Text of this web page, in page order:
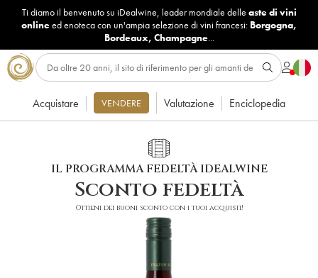
Ti diamo il benvenuto su iDealwine, leader mondiale delle aste di vini
onlineed enoteca con un'ampia selezione di vini francesi: Borgogna,
Bordeaux, Champagne...
Acquistare VENDERE Valutazione Enciclopedia
IL PROGRAMMA FEDELTÀ IDEALWINE
Sconto fedeltà
Ottieni dei buoni sconto con i tuoi acquisti!